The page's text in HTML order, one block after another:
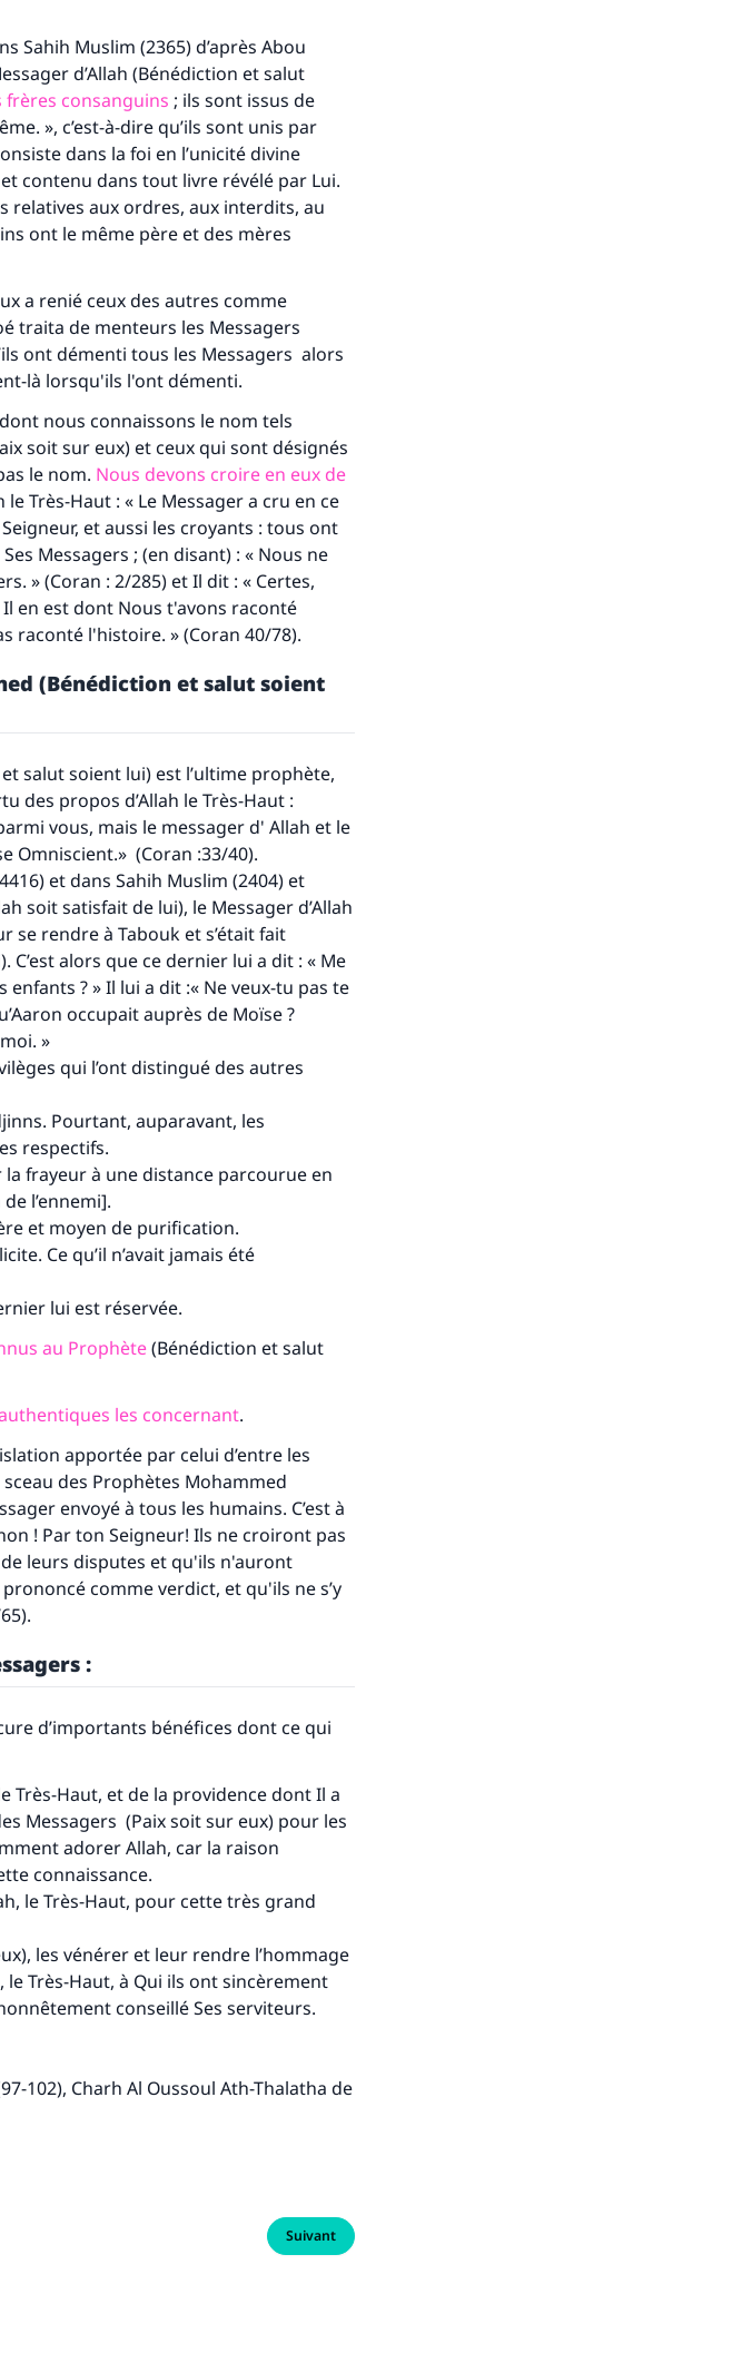
Sahih Muslim (2365) d’après Abou
d’Allah (Bénédiction et salut
frères consanguins ; ils sont issus de
», c’est-à-dire qu’ils sont unis par
dans la foi en l’unicité divine
contenu dans tout livre révélé par Lui.
relatives aux ordres, aux interdits, au
ont le même père et des mères
a renié ceux des autres comme
traita de menteurs les Messagers
ont démenti tous les Messagers alors
là lorsqu'ils l'ont démenti.
nous connaissons le nom tels
soit sur eux) et ceux qui sont désignés
le nom. Nous devons croire en eux de
le Très-Haut : « Le Messager a cru en ce
et aussi les croyants : tous ont
Messagers ; (en disant) : « Nous ne
» (Coran : 2/285) et Il dit : « Certes,
en est dont Nous t'avons raconté
raconté l'histoire. » (Coran 40/78).
(Bénédiction et salut soient
salut soient lui) est l’ultime prophète,
des propos d’Allah le Très-Haut :
vous, mais le messager d' Allah et le
Omniscient.» (Coran :33/40).
et dans Sahih Muslim (2404) et
soit satisfait de lui), le Messager d’Allah
rendre à Tabouk et s’était fait
C’est alors que ce dernier lui a dit : « Me
? » Il lui a dit :« Ne veux-tu pas te
occupait auprès de Moïse ?
»
qui l’ont distingué des autres
Pourtant, auparavant, les
respectifs.
frayeur à une distance parcourue en
l’ennemi].
et moyen de purification.
Ce qu’il n’avait jamais été
lui est réservée.
au Prophète(Bénédiction et salut
les concernant.
apportée par celui d’entre les
des Prophètes Mohammed
envoyé à tous les humains. C’est à
! Par ton Seigneur! Ils ne croiront pas
leurs disputes et qu'ils n'auront
comme verdict, et qu'ils ne s’y
:
d’importants bénéfices dont ce qui
Très-Haut, et de la providence dont Il a
Messagers (Paix soit sur eux) pour les
adorer Allah, car la raison
connaissance.
le Très-Haut, pour cette très grand
les vénérer et leur rendre l’hommage
le Très-Haut, à Qui ils ont sincèrement
conseillé Ses serviteurs.
102), Charh Al Oussoul Ath-Thalatha de
Suivant
des réponses.
sur lui) a dit:
obtient la même récompense
le fait."
1893)